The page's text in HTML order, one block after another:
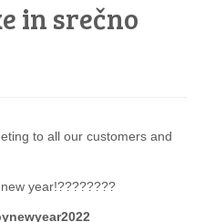
in srečno
to all our customers and
year!????????